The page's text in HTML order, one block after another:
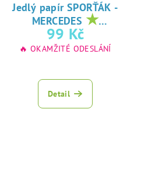
Jedlý papír SPORŤÁK -
MERCEDES ★
oblíbený tisk na
jedlý papír
99 Kč
🔥 OKAMŽITÉ ODESLÁNÍ
Detail